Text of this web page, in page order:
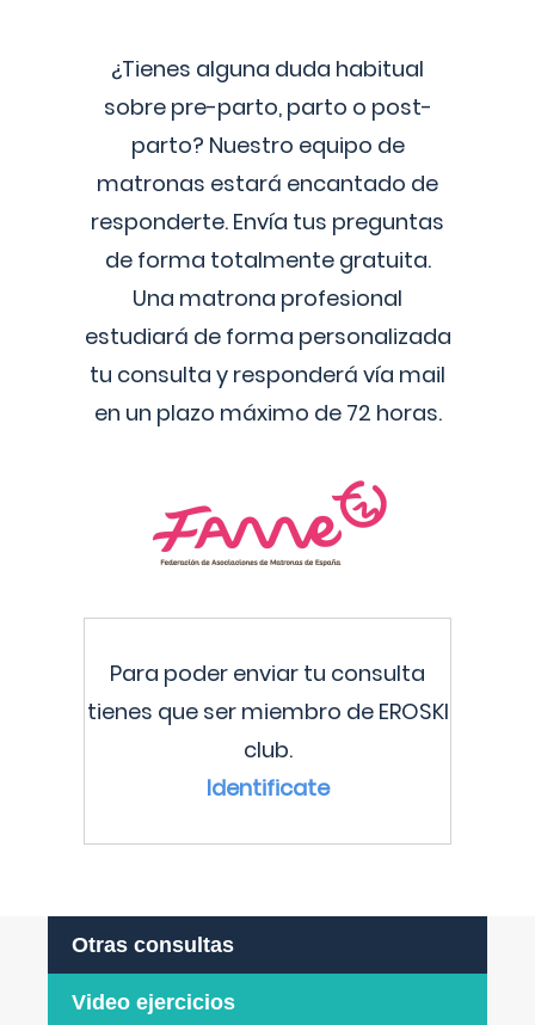
¿Tienes alguna duda habitual
sobre pre-parto, parto o post-
parto? Nuestro equipo de
matronas estará encantado de
responderte. Envía tus preguntas
de forma totalmente gratuita.
Una matrona profesional
estudiará de forma personalizada
tu consulta y responderá vía mail
en un plazo máximo de 72 horas.
Para poder enviar tu consulta
tienes que ser miembro de EROSKI
club.
Identificate
Otras consultas
Video ejercicios